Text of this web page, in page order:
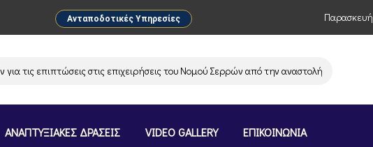
Ανταποδοτικές Υπηρεσίες
επιπτώσεις στις επιχειρήσεις του Νομού Σερρών από την αναστολή λειτουργίας
ΑΝΑΠΤΥΞΙΑΚΕΣ ΔΡΑΣΕΙΣ VIDEO GALLERY ΕΠΙΚΟΙΝΩΝΙΑ